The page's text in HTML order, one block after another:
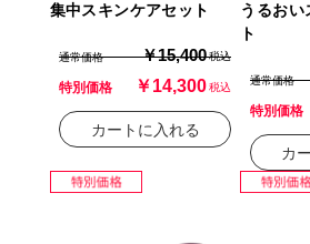
集中スキンケアセット
通常価格 ￥15,400税込
特別価格 ￥14,300税込
カートに入れる
うるおい
ト
通常価格
特別価格
カ